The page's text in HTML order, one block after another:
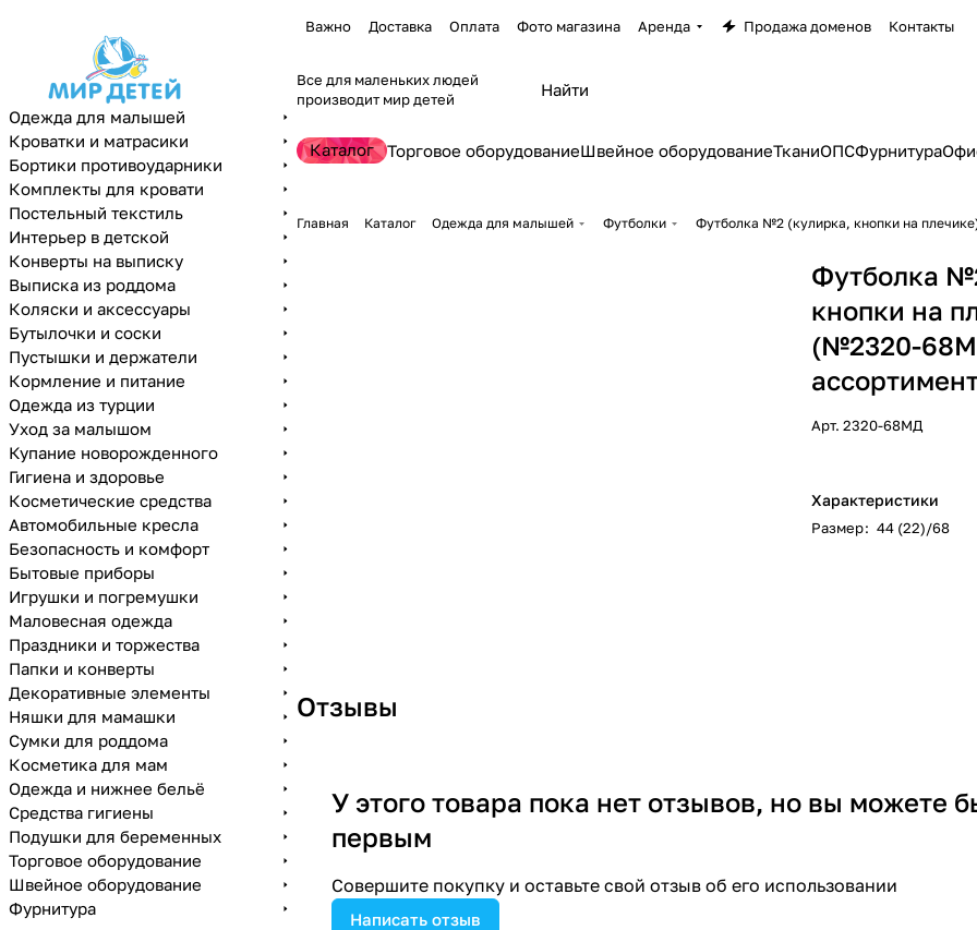
Важно Доставка Оплата Фото магазина Аренда Продажа доменов Контакты
Все для маленьких людей
производит мир детей
Каталог Торговое оборудованиеШвейное оборудованиеТканиОПСФурнитура
Главная Каталог Одежда для малышей Футболки Футболка №2 (кулирка, кнопки на
Футболка
кнопки на
(№2320-
Арт. 2320-68МД
Характеристики
Размер: 44 (22)/68
Отзывы
У этого товара пока нет отзывов, но вы можете
первым
Совершите покупку и оставьте свой отзыв об его использовании
Написать отзыв
Одежда для малышей
Кроватки и матрасики
Бортики противоударники
Комплекты для кровати
Постельный текстиль
Интерьер в детской
Конверты на выписку
Выписка из роддома
Коляски и аксессуары
Бутылочки и соски
Пустышки и держатели
Кормление и питание
Одежда из турции
Уход за малышом
Купание новорожденного
Гигиена и здоровье
Косметические средства
Автомобильные кресла
Безопасность и комфорт
Бытовые приборы
Игрушки и погремушки
Маловесная одежда
Праздники и торжества
Папки и конверты
Декоративные элементы
Няшки для мамашки
Сумки для роддома
Косметика для мам
Одежда и нижнее бельё
Средства гигиены
Подушки для беременных
Торговое оборудование
Швейное оборудование
Фурнитура